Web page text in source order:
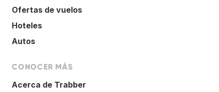
Ofertas de vuelos
Hoteles
Autos
CONOCER MÁS
Acerca de Trabber